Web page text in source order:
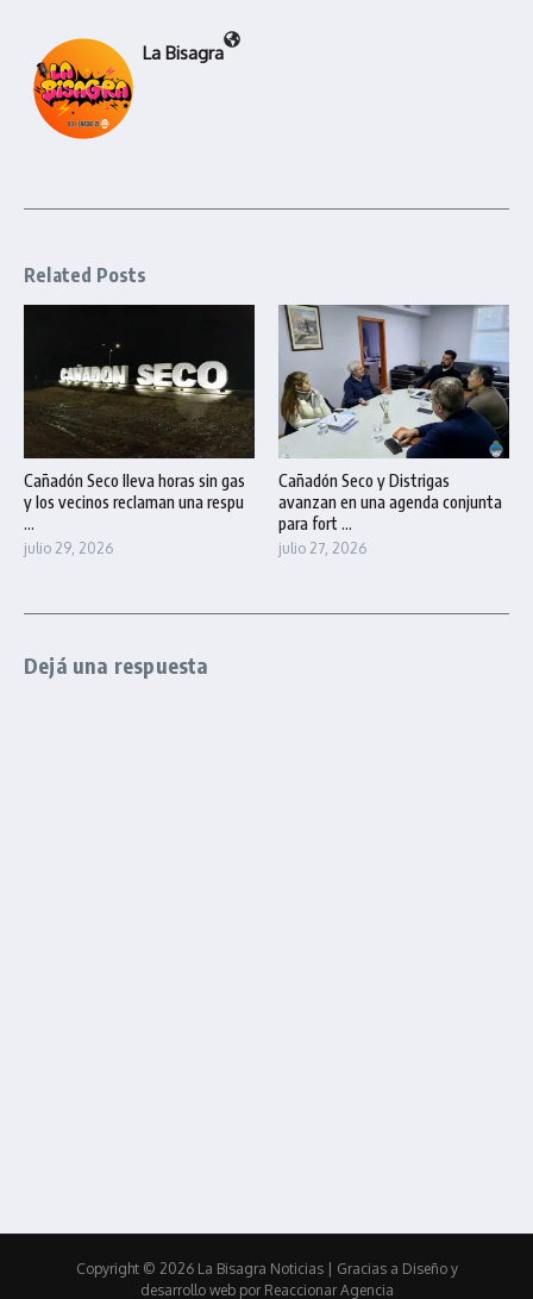
La Bisagra
Related Posts
Cañadón Seco lleva horas sin gas
y los vecinos reclaman una respu
...
julio 29, 2026
Cañadón Seco y Distrigas
avanzan en una agenda conjunta
para fort ...
julio 27, 2026
Dejá una respuesta
Copyright © 2026 La Bisagra Noticias | Gracias a